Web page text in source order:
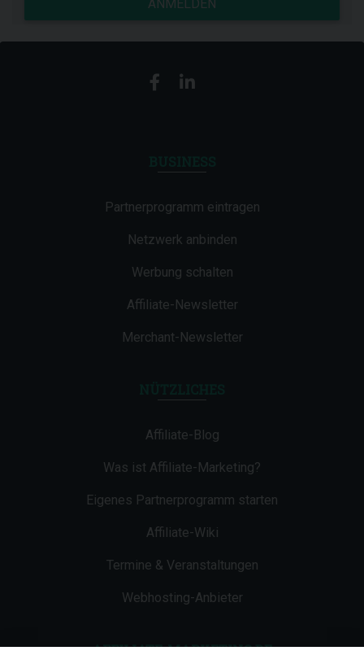
ANMELDEN
Partnerprogramm eintragen
Netzwerk anbinden
Werbung schalten
Affiliate-Newsletter
Merchant-Newsletter
Affiliate-Blog
Was ist Affiliate-Marketing?
Eigenes Partnerprogramm starten
Affiliate-Wiki
Termine & Veranstaltungen
Webhosting-Anbieter
AFFILIATE-MARKETING.DE